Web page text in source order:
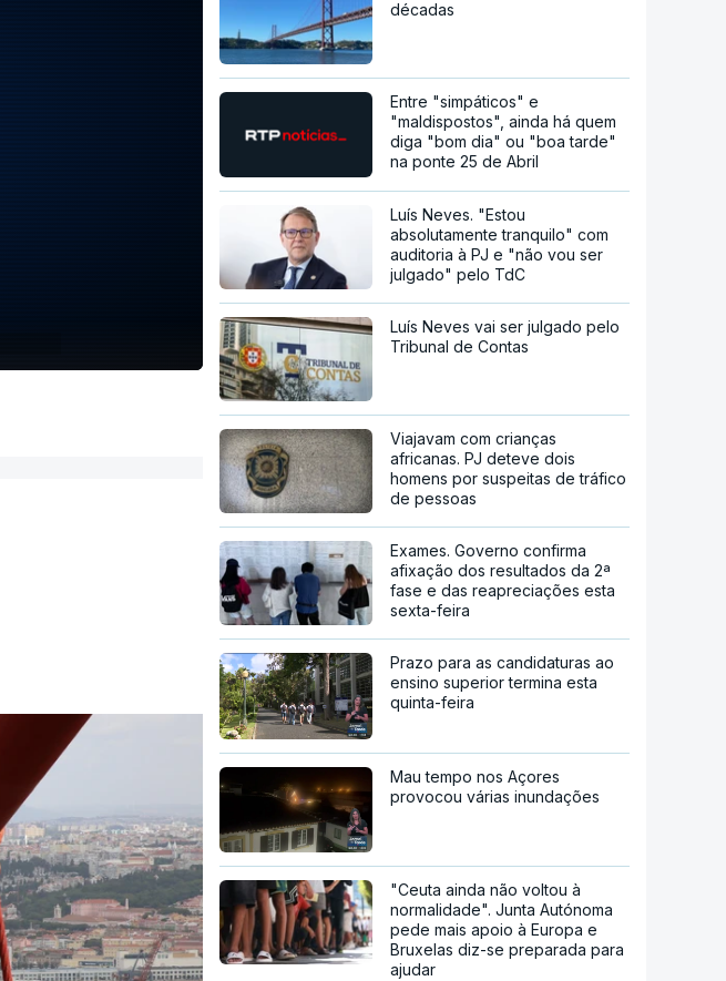
décadas
Entre "simpáticos" e
"maldispostos", ainda há quem
diga "bom dia" ou "boa tarde"
na ponte 25 de Abril
Luís Neves. "Estou
absolutamente tranquilo" com
auditoria à PJ e "não vou ser
julgado" pelo TdC
Luís Neves vai ser julgado pelo
Tribunal de Contas
Viajavam com crianças
africanas. PJ deteve dois
homens por suspeitas de tráfico
de pessoas
Exames. Governo confirma
afixação dos resultados da 2ª
fase e das reapreciações esta
sexta-feira
Prazo para as candidaturas ao
ensino superior termina esta
quinta-feira
Mau tempo nos Açores
provocou várias inundações
"Ceuta ainda não voltou à
normalidade". Junta Autónoma
pede mais apoio à Europa e
Bruxelas diz-se preparada para
ajudar